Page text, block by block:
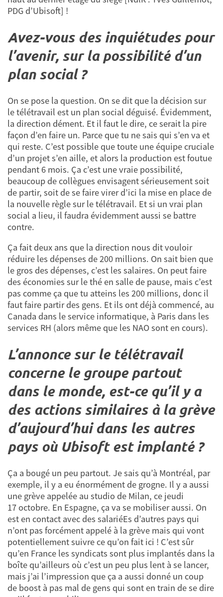
PDG d’Ubisoft] !
Avez-vous des inquiétudes pour
l’avenir, sur la possibilité d’un
plan social ?
On se pose la question. On se dit que la décision sur
le télétravail est un plan social déguisé. Évidemment,
la direction dément. Et il faut le dire, ce serait la pire
façon d’en faire un. Parce que tu ne sais qui s’en va et
qui reste. C’est possible que toute une équipe cruciale
d’un projet s’en aille, et alors la production est foutue
pendant 6 mois. Ça c’est une vraie possibilité,
beaucoup de collègues envisagent sérieusement soit
de partir, soit de se faire virer d’ici la mise en place de
la nouvelle règle sur le télétravail. Et si un vrai plan
social a lieu, il faudra évidemment aussi se battre
contre.
Ça fait deux ans que la direction nous dit vouloir
réduire les dépenses de 200 millions. On sait bien que
le gros des dépenses, c’est les salaires. On peut faire
des économies sur le thé en salle de pause, mais c’est
pas comme ça que tu atteins les 200 millions, donc il
faut faire partir des gens. Et ils ont déjà commencé, au
Canada dans le service informatique, à Paris dans les
services RH (alors même que les NAO sont en cours).
L’annonce sur le télétravail
concerne le groupe partout
dans le monde, est-ce qu’il y a
des actions similaires à la grève
d’aujourd’hui dans les autres
pays où Ubisoft est implanté ?
Ça a bougé un peu partout. Je sais qu’à Montréal, par
exemple, il y a eu énormément de grogne. Il y a aussi
une grève appelée au studio de Milan, ce jeudi
17 octobre. En Espagne, ça va se mobiliser aussi. On
est en contact avec des salariéEs d’autres pays qui
n’ont pas forcément appelé à la grève mais qui vont
potentiellement suivre ce qu’on fait ici ! C’est sûr
qu’en France les syndicats sont plus implantés dans la
boîte qu’ailleurs où c’est un peu plus lent à se lancer,
mais j’ai l’impression que ça a aussi donné un coup
de boost à pas mal de gens qui sont en train de se dire